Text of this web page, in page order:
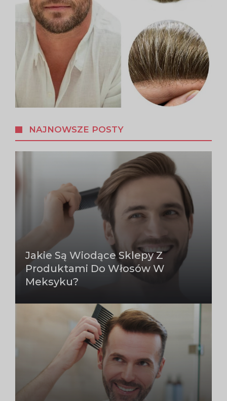
NAJNOWSZE POSTY
Jakie Są Wiodące Sklepy Z
Produktami Do Włosów W
Meksyku?